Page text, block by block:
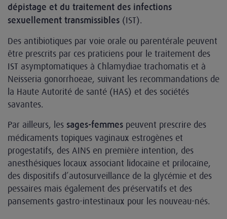
dépistage et du traitement des infections
sexuellement transmissibles (IST).
Des antibiotiques par voie orale ou parentérale peuvent
être prescrits par ces praticiens pour le traitement des
IST asymptomatiques à Chlamydiae trachomatis et à
Neisseria gonorrhoeae, suivant les recommandations de
la Haute Autorité de santé (HAS) et des sociétés
savantes.
Par ailleurs, les sages-femmes peuvent prescrire des
médicaments topiques vaginaux estrogènes et
progestatifs, des AINS en première intention, des
anesthésiques locaux associant lidocaïne et prilocaïne,
des dispositifs d’autosurveillance de la glycémie et des
pessaires mais également des préservatifs et des
pansements gastro-intestinaux pour les nouveau-nés.